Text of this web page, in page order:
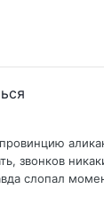
звонков
слопал